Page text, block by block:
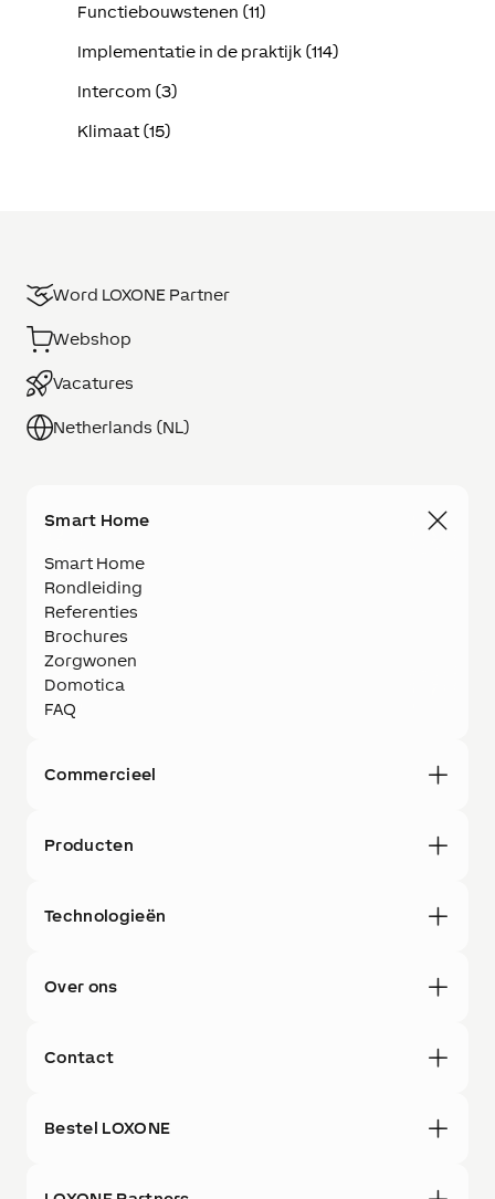
Functiebouwstenen (11)
Implementatie in de praktijk (114)
Intercom (3)
Klimaat (15)
Word LOXONE Partner
Webshop
Vacatures
Netherlands (NL)
Smart Home
Smart Home
Rondleiding
Referenties
Brochures
Zorgwonen
Domotica
FAQ
Commercieel
Producten
Technologieën
Over ons
Contact
Bestel LOXONE